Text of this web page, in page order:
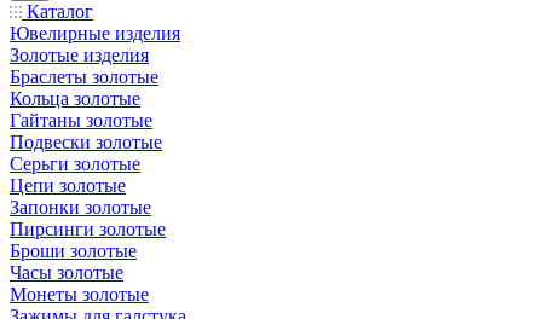
Каталог
Ювелирные изделия
Золотые изделия
Браслеты золотые
Кольца золотые
Гайтаны золотые
Подвески золотые
Серьги золотые
Цепи золотые
Запонки золотые
Пирсинги золотые
Броши золотые
Часы золотые
Монеты золотые